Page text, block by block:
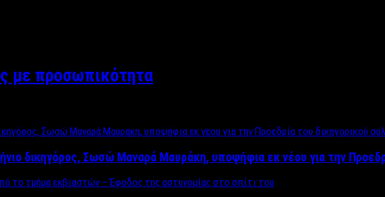
με προσωπικότητα
δικηγόρος, Σωσώ Μαναρά Μαυράκη, υποψήφια εκ νέου για την